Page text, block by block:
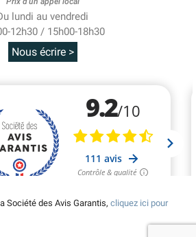
lundi au vendredi
12h30 / 15h00-18h30
Nous écrire >
Société des Avis Garantis, cliquez ici pour